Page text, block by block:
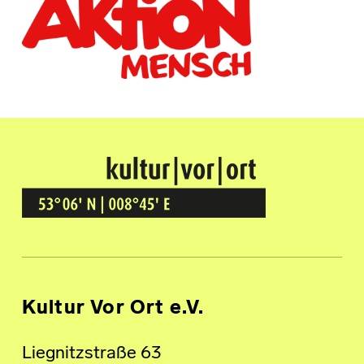
Kultur Vor Ort
BREMEN GRÖPELINGEN
Kultur Vor Ort e.V.
Liegnitzstraße 63